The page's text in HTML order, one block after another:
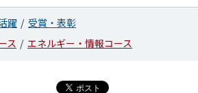
躍
受賞・表彰
ス
エネルギー・情報コース